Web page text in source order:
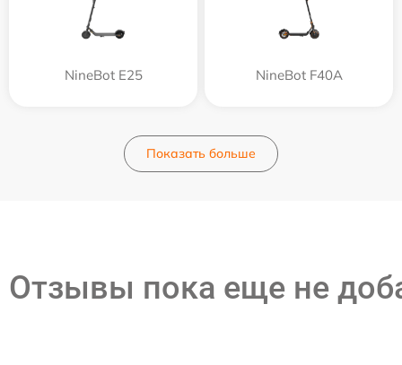
NineBot E25 NineBot F40A
Показать больше
Отзывы пока еще не